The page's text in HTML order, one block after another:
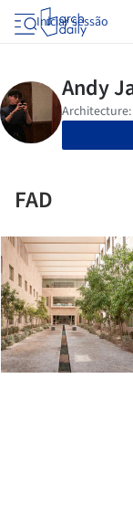
Iniciar sessão
FAD